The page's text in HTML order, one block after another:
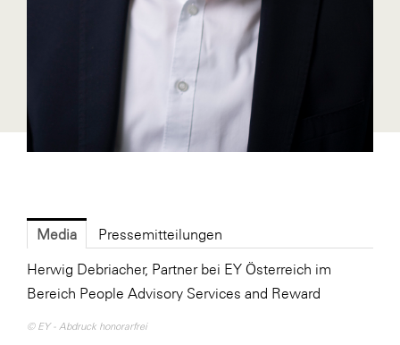
Gas Connect Austria
GBV - Verband gemeinnütziger
Bauvereinigungen
ikp Salzburg
LAT Nitrogen
McArthurGlen
MTH Retail Group
Media Pressemitteilungen
Herwig Debriacher, Partner bei EY Österreich im
Bereich People Advisory Services and Reward
© EY - Abdruck honorarfrei